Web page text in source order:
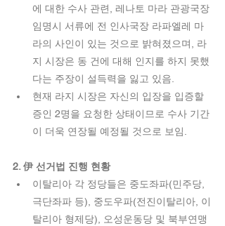
에 대한 수사 관련, 레나토 마라 관광국장
임명시 서류에 전 인사국장 라파엘레 마
라의 사인이 있는 것으로 밝혀졌으며, 라
지 시장은 동 건에 대해 인지를 하지 못했
다는 주장이 설득력을 잃고 있음.
현재 라지 시장은 자신의 입장을 입증할
증인 2명을 요청한 상태이므로 수사 기간
이 더욱 연장될 예정될 것으로 보임.
2. 伊 선거법 진행 현황
이탈리아 각 정당들은 중도좌파(민주당,
극단좌파 등), 중도우파(전진이탈리아, 이
탈리아 형제당), 오성운동당 및 북부연맹